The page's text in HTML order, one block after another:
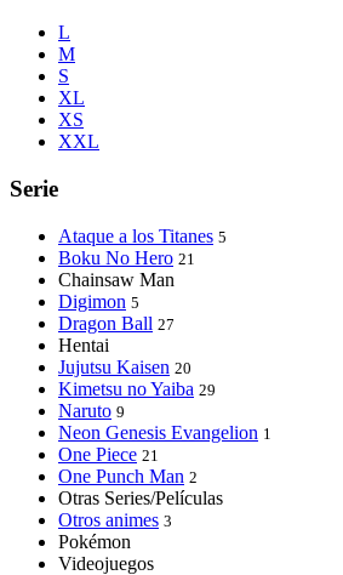
L
M
S
XL
XS
XXL
Serie
Ataque a los Titanes 5
Boku No Hero 21
Chainsaw Man
Digimon 5
Dragon Ball 27
Hentai
Jujutsu Kaisen 20
Kimetsu no Yaiba 29
Naruto 9
Neon Genesis Evangelion 1
One Piece 21
One Punch Man 2
Otras Series/Películas
Otros animes 3
Pokémon
Videojuegos